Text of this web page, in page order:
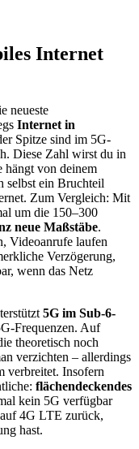
Internet
neueste
Internet in
Spitze sind im 5G-
Diese Zahl wirst du in
hängt von deinem
selbst ein Bruchteil
Zum Vergleich: Mit
um die 150–300
neue Maßstäbe.
Videoanrufe laufen
Verzögerung,
wenn das Netz
5G im Sub-6-
Frequenzen. Auf
theoretisch noch
verzichten – allerdings
verbreitet. Insofern
flächendeckendes
kein 5G verfügbar
4G LTE zurück,
hast.